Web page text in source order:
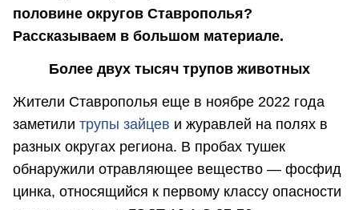
половине округов Ставрополья?
Рассказываем в большом материале.
Более двух тысяч трупов животных
Жители Ставрополья еще в ноябре 2022 года
заметили трупы зайцев и журавлей на полях в
разных округах региона. В пробах тушек
обнаружили отравляющее вещество — фосфид
цинка, относящийся к первому классу опасности